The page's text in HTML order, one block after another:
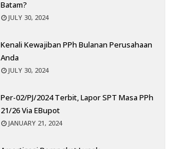
Batam?
JULY 30, 2024
Kenali Kewajiban PPh Bulanan Perusahaan
Anda
JULY 30, 2024
Per-02/PJ/2024 Terbit, Lapor SPT Masa PPh
21/26 Via EBupot
JANUARY 21, 2024